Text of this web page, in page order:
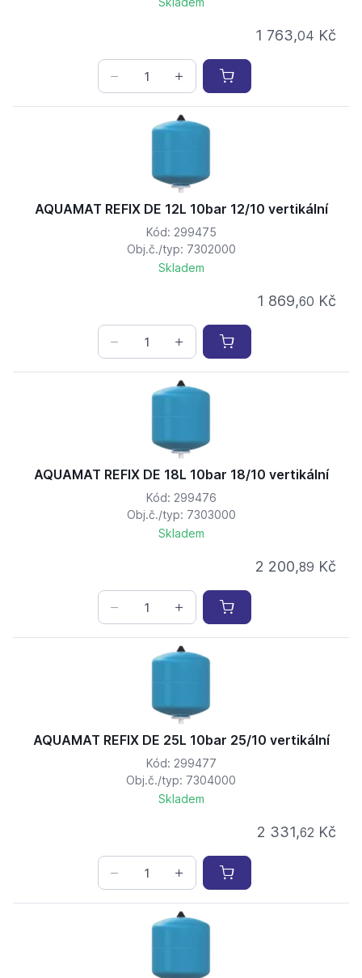
1 763,04 Kč
AQUAMAT REFIX DE 12L 10bar 12/10 vertikální
Kód: 299475
Obj.č./typ: 7302000
Skladem
1 869,60 Kč
AQUAMAT REFIX DE 18L 10bar 18/10 vertikální
Kód: 299476
Obj.č./typ: 7303000
Skladem
2 200,89 Kč
AQUAMAT REFIX DE 25L 10bar 25/10 vertikální
Kód: 299477
Obj.č./typ: 7304000
Skladem
2 331,62 Kč